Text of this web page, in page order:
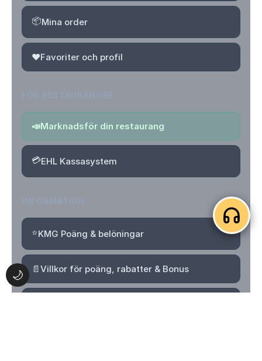
🌙
📦Mina order
❤️Favoriter och profil
📣Marknadsför din restaurang
💳EHL Kassasystem
⭐KMG Poäng & belöningar
📄Villkor för poäng, rabatter & Bonus